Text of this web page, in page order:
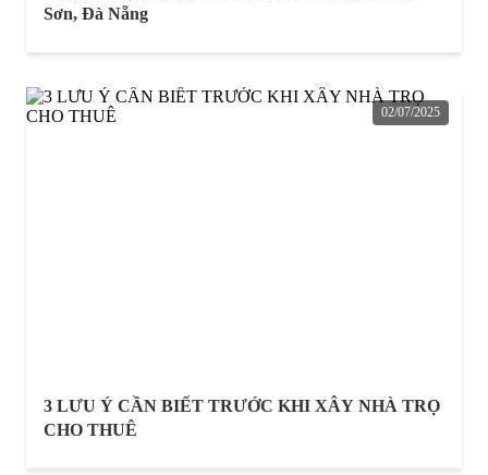
Sơn, Đà Nẵng
02/07/2025
3 LƯU Ý CẦN BIẾT TRƯỚC KHI XÂY NHÀ TRỌ
CHO THUÊ